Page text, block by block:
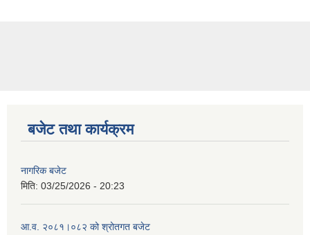
बजेट तथा कार्यक्रम
नागरिक बजेट
मिति: 03/25/2026 - 20:23
आ.व. २०८१।०८२ को श्रोतगत बजेट